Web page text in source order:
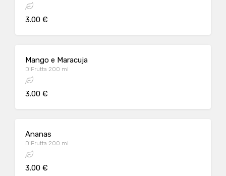
3.00 €
Mango e Maracuja
DiFrutta 200 ml
3.00 €
Ananas
DiFrutta 200 ml
3.00 €